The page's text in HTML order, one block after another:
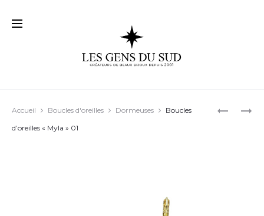
BOUCLES
BOUCLES
Accueil Boucles d'oreilles Dormeuses
Boucles
d’oreilles « Myla » 01